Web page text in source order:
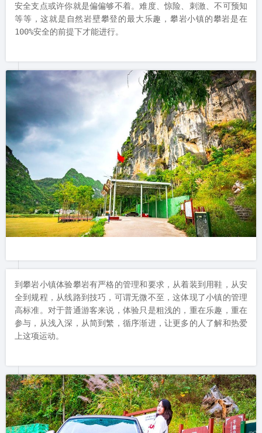
安全支点或许你就是偏偏够不着。难度、惊险、刺激、不可预知
等等，这就是自然岩壁攀登的最大乐趣，攀岩小镇的攀岩是在
100%安全的前提下才能进行。
到攀岩小镇体验攀岩有严格的管理和要求，从着装到用鞋，从安
全到规程，从线路到技巧，可谓无微不至，这体现了小镇的管理
高标准。对于普通游客来说，体验只是粗浅的，重在乐趣，重在
参与，从浅入深，从简到繁，循序渐进，让更多的人了解和热爱
上这项运动。